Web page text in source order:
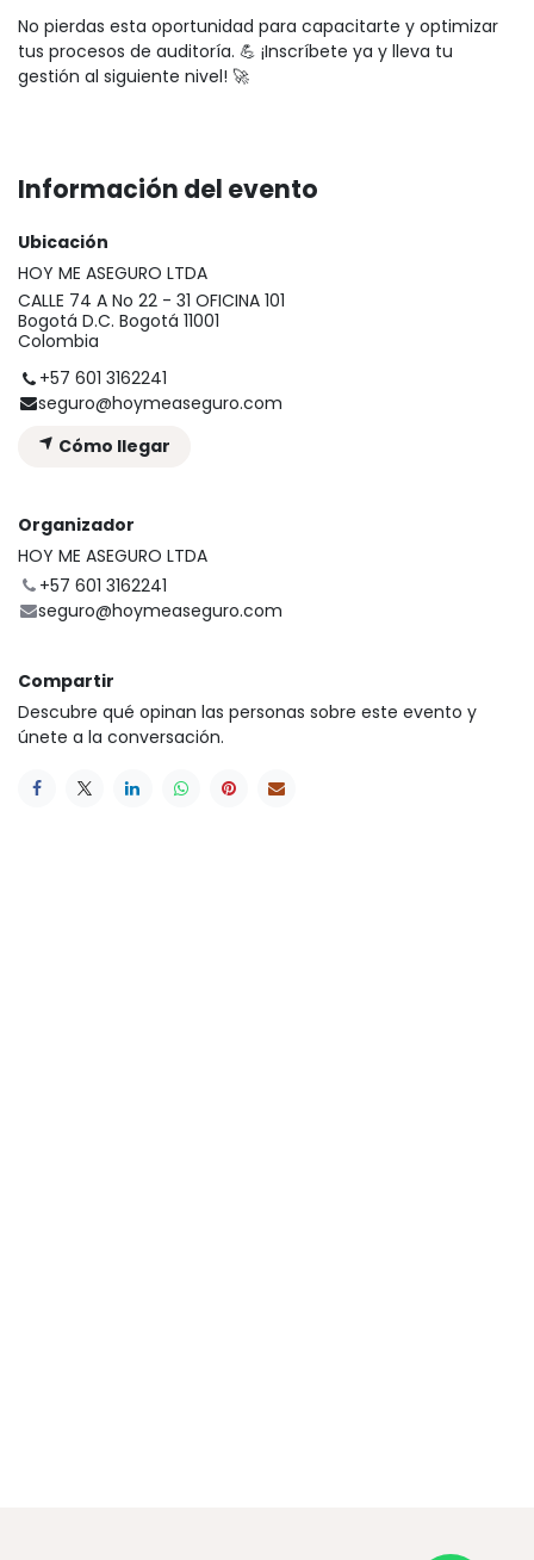
No pierdas esta oportunidad para capacitarte y optimizar
tus procesos de auditoría. 💪 ¡Inscríbete ya y lleva tu
gestión al siguiente nivel! 🚀
Información del evento
Ubicación
HOY ME ASEGURO LTDA
CALLE 74 A No 22 - 31 OFICINA 101
Bogotá D.C. Bogotá 11001
Colombia
+57 601 3162241
seguro@hoymeaseguro.com
Cómo llegar
Organizador
HOY ME ASEGURO LTDA
+57 601 3162241
seguro@hoymeaseguro.com
Compartir
Descubre qué opinan las personas sobre este evento y
únete a la conversación.